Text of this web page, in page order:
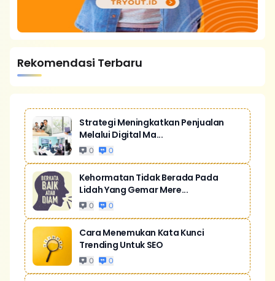
Rekomendasi Terbaru
Strategi Meningkatkan Penjualan
Melalui Digital Ma...
0 0
Kehormatan Tidak Berada Pada
Lidah Yang Gemar Mere...
0 0
Cara Menemukan Kata Kunci
Trending Untuk SEO
0 0